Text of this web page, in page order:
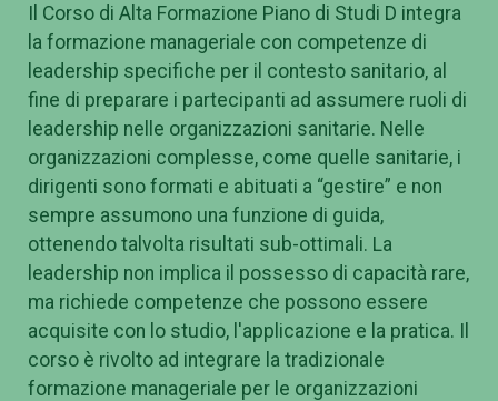
Il Corso di Alta Formazione Piano di Studi D integra
la formazione manageriale con competenze di
leadership specifiche per il contesto sanitario, al
fine di preparare i partecipanti ad assumere ruoli di
leadership nelle organizzazioni sanitarie. Nelle
organizzazioni complesse, come quelle sanitarie, i
dirigenti sono formati e abituati a “gestire” e non
sempre assumono una funzione di guida,
ottenendo talvolta risultati sub-ottimali. La
leadership non implica il possesso di capacità rare,
ma richiede competenze che possono essere
acquisite con lo studio, l'applicazione e la pratica. Il
corso è rivolto ad integrare la tradizionale
formazione manageriale per le organizzazioni